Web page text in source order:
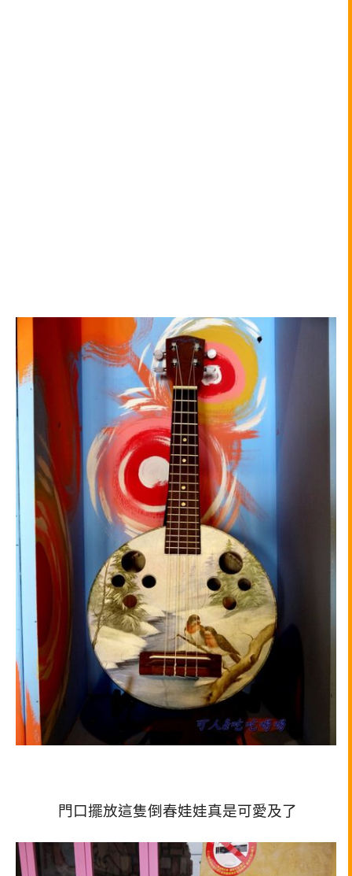
門口擺放這隻倒春娃娃真是可愛及了